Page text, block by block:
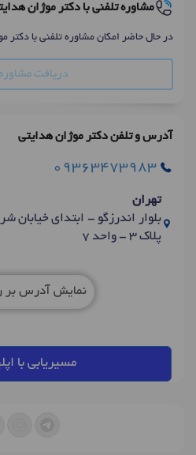
مشاوره تلفنی با دکتر موژان
در حال حاضر امکان مشاوره تلفنی با دکتر
دریافت
آدرس و تلفن دکتر موژان هدایتی
09363473983
تهران
بلوار اندرزگو - ابتدای
پلاک 3 - واحد 7
نمایش آدرس بر
مسیریابی با